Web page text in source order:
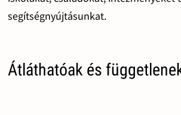
segítségnyújtásunkat.
Átláthatóak és